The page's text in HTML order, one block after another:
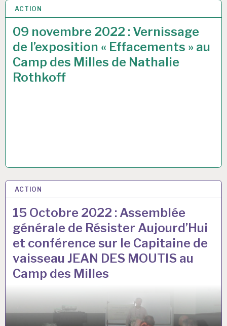
ACTION
09 novembre 2022 : Vernissage
de l’exposition « Effacements » au
Camp des Milles de Nathalie
Rothkoff
9 NOV 2022
ACTION
15 Octobre 2022 : Assemblée
générale de Résister Aujourd’Hui
et conférence sur le Capitaine de
vaisseau JEAN DES MOUTIS au
Camp des Milles
15 OCT 2022